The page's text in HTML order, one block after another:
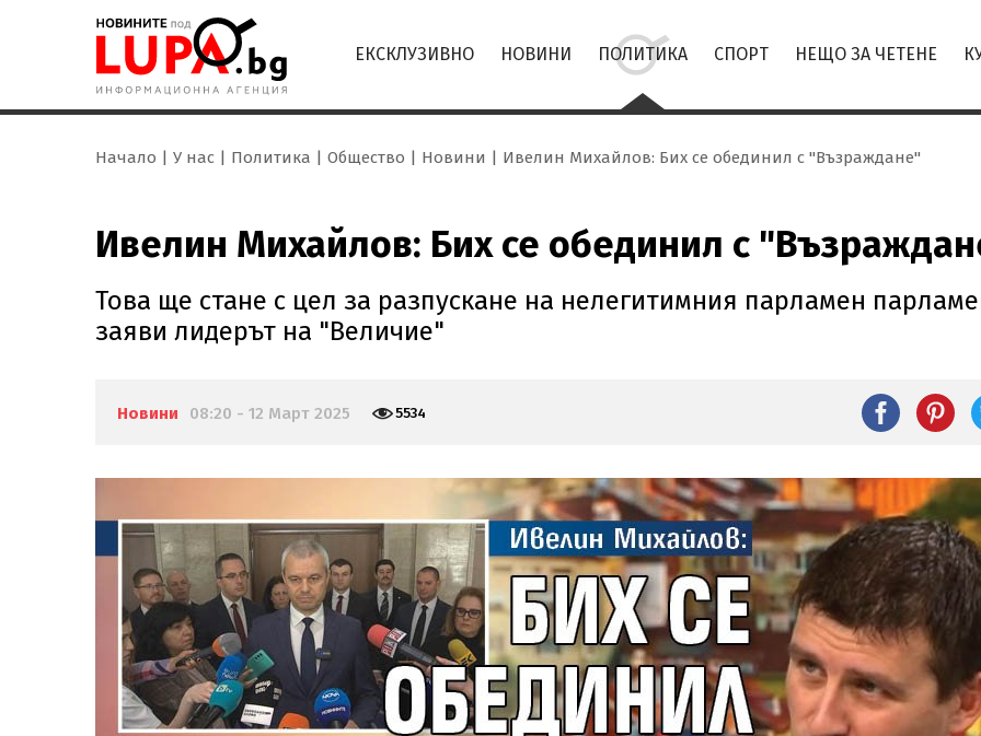
ЕКСКЛУЗИВНО НОВИНИ ПОЛИТИКА СПОРТ НЕЩО ЗА ЧЕТЕНЕ
Начало У нас Политика Общество Новини Ивелин Михайлов: Бих се обединил с "Възраждане"
Ивелин Михайлов: Бих се обединил с
Това ще стане с цел за разпускане на нелегитимния парламен
заяви лидерът на "Величие"
Новини 08:20 - 12 Март 2025 5534